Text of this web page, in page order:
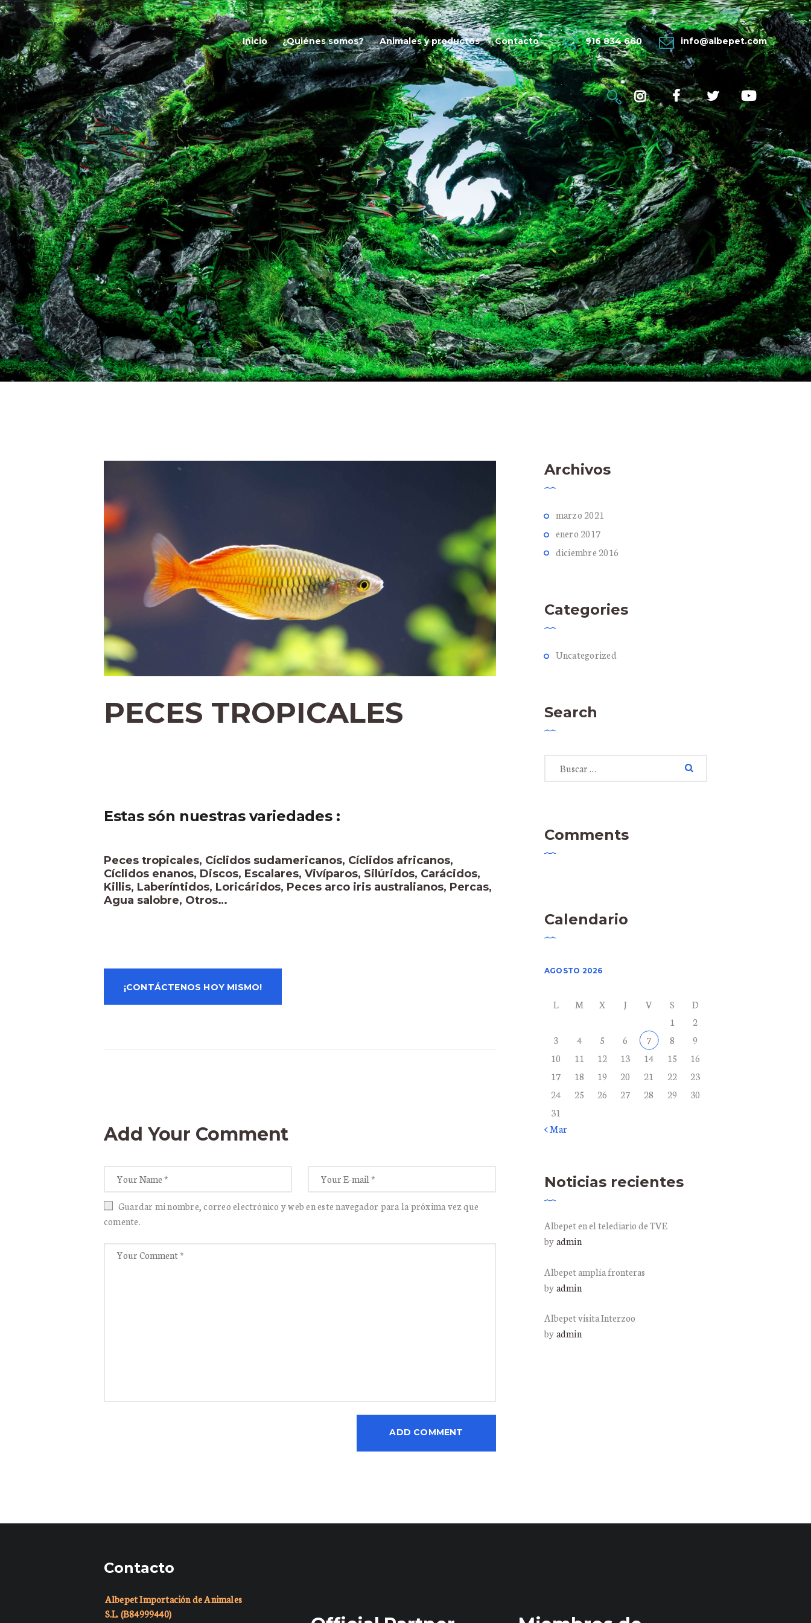
Inicio ¿Quiénes somos? Animales y productos Contacto 916 834 660 info@albepet.com
ALBEPET – PECES DE CALIDAD Y MÁS...
venta peces mayorista
INICIO
¿QUIÉNES SOMOS?
ANIMALES Y
PRODUCTOS
CONTACTO
PECES TROPICALES
Estas són nuestras variedades :
Peces tropicales, Cíclidos sudamericanos, Cíclidos africanos,
Cíclidos enanos, Discos, Escalares, Vivíparos, Silúridos, Carácidos,
Killis, Laberíntidos, Loricáridos, Peces arco iris australianos, Percas,
Agua salobre, Otros…
¡CONTÁCTENOS HOY MISMO!
Add Your Comment
Guardar mi nombre, correo electrónico y web en este navegador para la próxima vez que
comente.
Archivos
marzo 2021
enero 2017
diciembre 2016
Categories
Uncategorized
Search
Comments
Calendario
AGOSTO 2026
L M X J V S
D
1
2
3
4 5 6 7 8
9
10
11 12 13 14 15
16
17
18 19 20 21 22
23
24
25 26 27 28 29
30
31
« Mar
Noticias recientes
Albepet en el telediario de TVE
byadmin
Albepet amplía fronteras
byadmin
Albepet visita Interzoo
byadmin
Contacto
Albepet Importación de Animales
S.L. (B84999440)